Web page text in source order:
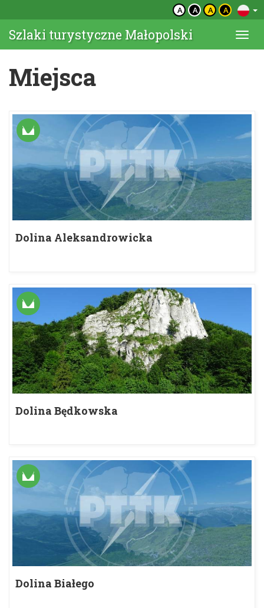
A A A A
Szlaki turystyczne Małopolski
Miejsca
Dolina Aleksandrowicka
Dolina Będkowska
Dolina Białego